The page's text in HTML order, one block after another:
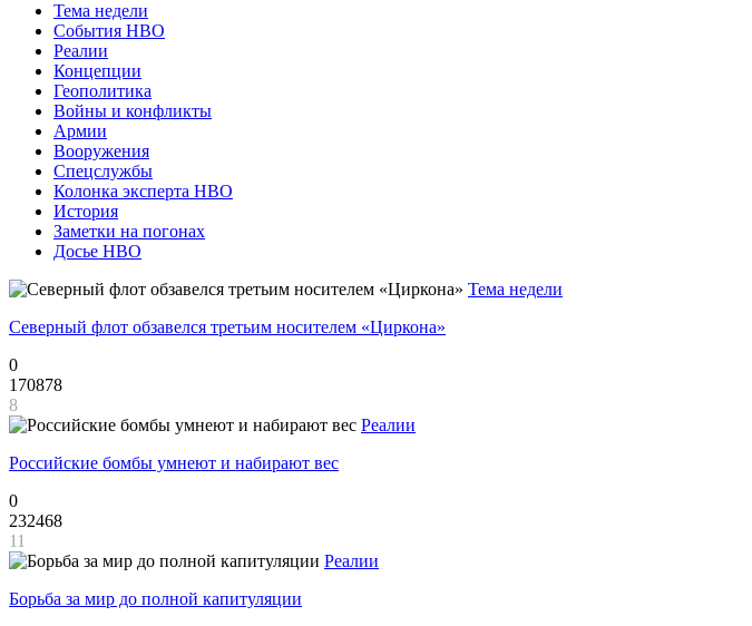
Тема недели
События НВО
Реалии
Концепции
Геополитика
Войны и конфликты
Армии
Вооружения
Спецслужбы
Колонка эксперта НВО
История
Заметки на погонах
Досье НВО
Тема недели
Северный флот обзавелся третьим носителем «Циркона»
0
170878
8
Реалии
Российские бомбы умнеют и набирают вес
0
232468
11
Реалии
Борьба за мир до полной капитуляции